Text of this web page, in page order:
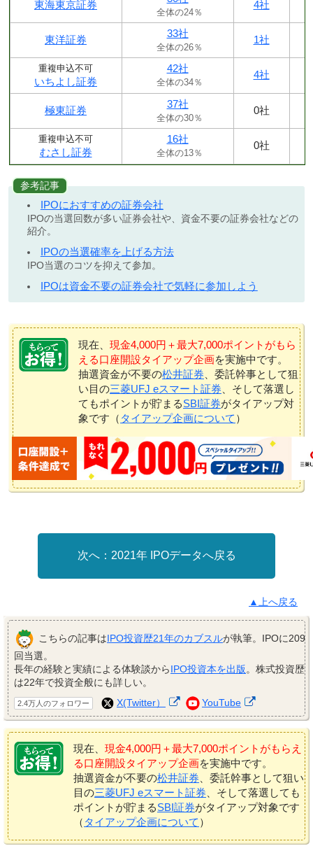
東海東京証券
全体の24％
4社
東洋証券
33社
全体の26％
1社
重複申込不可
いちよし証券
42社
全体の34％
4社
極東証券
37社
全体の30％
0社
重複申込不可
むさし証券
16社
全体の13％
0社
参考記事
IPOにおすすめの証券会社
IPOの当選回数が多い証券会社や、資金不要の証券会社などの
紹介。
IPOの当選確率を上げる方法
IPO当選のコツを抑えて参加。
IPOは資金不要の証券会社で気軽に参加しよう
現在、 現金4,000円＋最大7,000ポイントがもら
える口座開設タイアップ企画を実施中です。
抽選資金が不要の松井証券 、委託幹事として狙
い目の三菱UFJ eスマート証券 、そして落選し
てもポイントが貯まるSBI証券がタイアップ対
象です（ タイアップ企画について ）
2021年 IPOデータへ戻る
▲上へ戻る
こちらの記事はIPO投資歴21年のカブスルが執筆。IPOに209
回当選。
長年の経験と実績による体験談からIPO投資本を出版。株式投資歴
は22年で投資全般にも詳しい。
2.4万人のフォロワー X(Twitter） YouTube
現在、 現金4,000円＋最大7,000ポイントがもらえ
る口座開設タイアップ企画を実施中です。
抽選資金が不要の松井証券、委託幹事として狙い
目の三菱UFJ eスマート証券、そして落選しても
ポイントが貯まるSBI証券がタイアップ対象です
（ タイアップ企画について ）